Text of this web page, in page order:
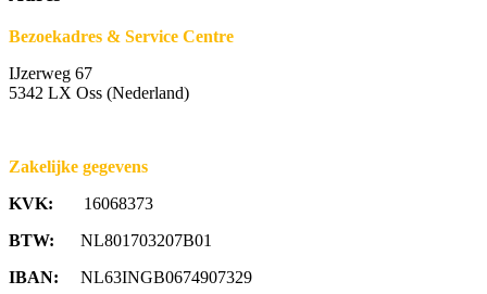
Bezoekadres & Service Centre
IJzerweg 67
5342 LX Oss (Nederland)
Zakelijke gegevens
KVK: 16068373
BTW: NL801703207B01
IBAN: NL63INGB0674907329